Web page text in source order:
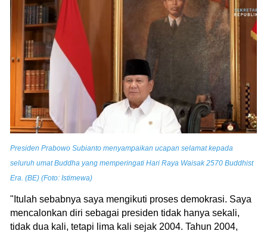
Presiden Prabowo Subianto menyampaikan ucapan selamat kepada
seluruh umat Buddha yang memperingati Hari Raya Waisak 2570 Buddhist
Era. (BE) (Foto: Istimewa)
"Itulah sebabnya saya mengikuti proses demokrasi. Saya
mencalonkan diri sebagai presiden tidak hanya sekali,
tidak dua kali, tetapi lima kali sejak 2004. Tahun 2004,